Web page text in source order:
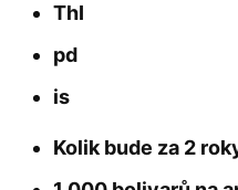
ThI
pd
is
Kolik bude za 2